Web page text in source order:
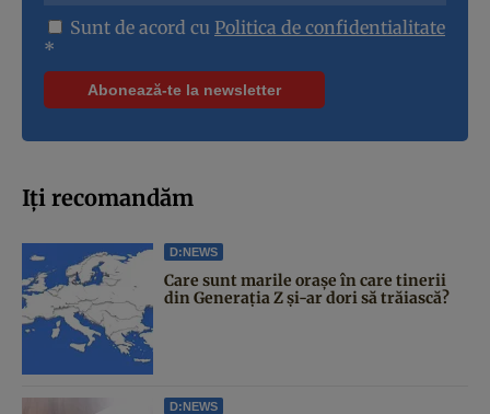
Sunt de acord cu Politica de confidentialitate
*
Iți recomandăm
D:NEWS
Care sunt marile orașe în care tinerii
din Generația Z și-ar dori să trăiască?
D:NEWS